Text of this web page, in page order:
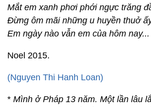
Mắt em xanh phơi phới ngực trăng
Đừng ôm mãi những u huyền thuở
Em ngày nào vẫn em của hôm nay...
Noel 2015.
(Nguyen Thi Hanh Loan)
* Mình ở Pháp 13 năm. Một lần lâu